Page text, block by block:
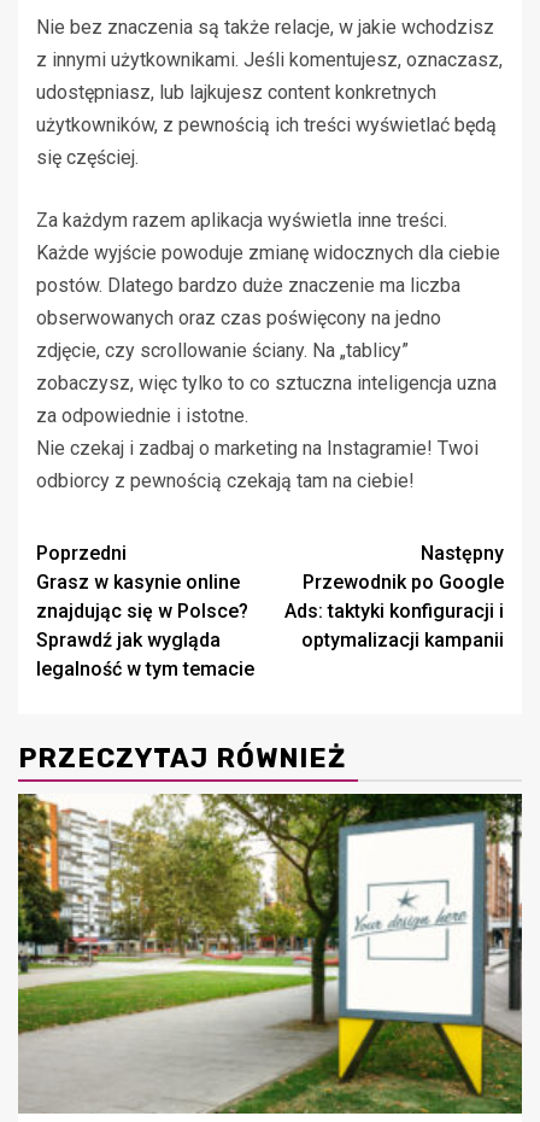
Nie bez znaczenia są także relacje, w jakie wchodzisz
z innymi użytkownikami. Jeśli komentujesz, oznaczasz,
udostępniasz, lub lajkujesz content konkretnych
użytkowników, z pewnością ich treści wyświetlać będą
się częściej.
Za każdym razem aplikacja wyświetla inne treści.
Każde wyjście powoduje zmianę widocznych dla ciebie
postów. Dlatego bardzo duże znaczenie ma liczba
obserwowanych oraz czas poświęcony na jedno
zdjęcie, czy scrollowanie ściany. Na „tablicy”
zobaczysz, więc tylko to co sztuczna inteligencja uzna
za odpowiednie i istotne.
Nie czekaj i zadbaj o marketing na Instagramie! Twoi
odbiorcy z pewnością czekają tam na ciebie!
Zobacz
wpisy
Poprzedni
Grasz w kasynie online
znajdując się w Polsce?
Sprawdź jak wygląda
legalność w tym temacie
Następny
Przewodnik po Google
Ads: taktyki konfiguracji i
optymalizacji kampanii
PRZECZYTAJ RÓWNIEŻ